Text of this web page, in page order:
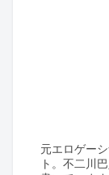
元エロゲー
ト。不二川